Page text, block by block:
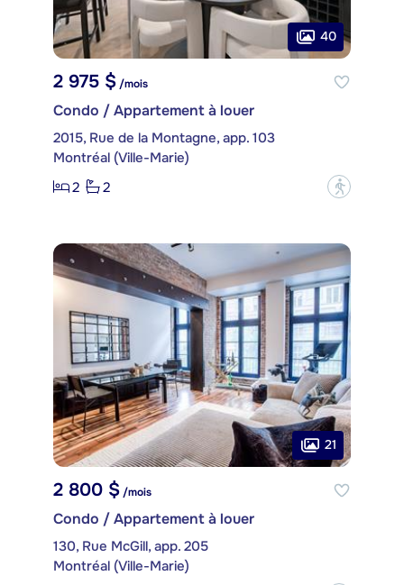
40
2 975 $/mois
Condo / Appartement à louer
2015, Rue de la Montagne, app. 103
Montréal (Ville-Marie)
2
2 ?
21
2 800 $ /mois
Condo / Appartement à louer
130, Rue McGill, app. 205
Montréal (Ville-Marie)